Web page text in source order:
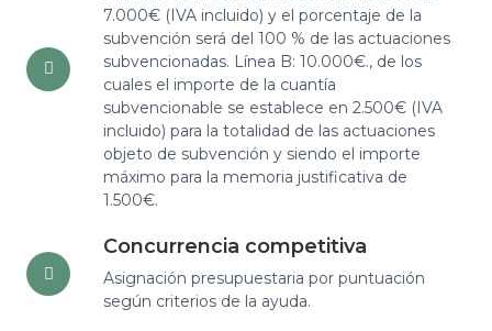
7.000€ (IVA incluido) y el porcentaje de la
subvención será del 100 % de las actuaciones
subvencionadas. Línea B: 10.000€., de los
cuales el importe de la cuantía
subvencionable se establece en 2.500€ (IVA
incluido) para la totalidad de las actuaciones
objeto de subvención y siendo el importe
máximo para la memoria justificativa de
1.500€.
Concurrencia competitiva
Asignación presupuestaria por puntuación
según criterios de la ayuda.